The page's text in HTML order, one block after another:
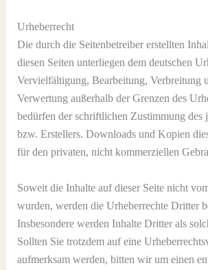
Urheberrecht
Die durch die Seitenbetreiber erstellten
diesen Seiten unterliegen dem deutschen
Vervielfältigung, Bearbeitung, Verbreitung
Verwertung außerhalb der Grenzen des
bedürfen der schriftlichen Zustimmung des
bzw. Erstellers. Downloads und Kopien
für den privaten, nicht kommerziellen
Soweit die Inhalte auf dieser Seite nicht
wurden, werden die Urheberrechte Dritter
Insbesondere werden Inhalte Dritter als
Sollten Sie trotzdem auf eine
aufmerksam werden, bitten wir um einen